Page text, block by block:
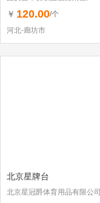
￥ 120.00/个
河北-廊坊市
北京星牌台
北京星冠爵体育用品有限公司